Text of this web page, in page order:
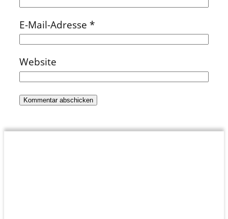
E-Mail-Adresse *
Website